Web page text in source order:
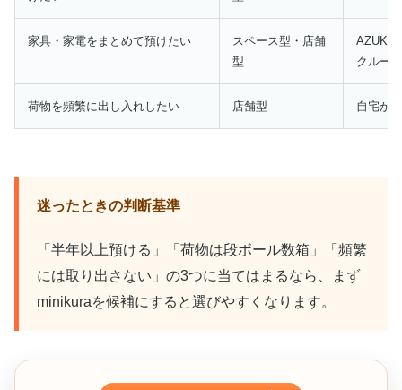
家具・家電をまとめて預けたい
スペース型・店舗
型
クルーム
荷物を頻繁に出し入れしたい 店舗型 自宅か
迷ったときの判断基準
「半年以上預ける」「荷物は段ボール数箱」「頻繁
には取り出さない」の3つに当てはまるなら、まず
minikuraを候補にすると選びやすくなります。